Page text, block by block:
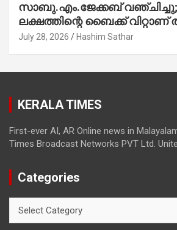
സാബു.എം.ജേക്കബ് വഞ്ചിച്ചു;
ലക്ഷത്തിന്റെ ബൈക്ക് വിറ്റാണ്
മത്സരിച്ചത്! പ്രചാരണത്തിന്
അഖില്‍ മാരാര്‍ ട്വന്റി 20 വിട്ടു
July 28, 2026 Hashim Sathar
KERALA TIMES
First-ever AI, AR Online news in
Times Broadcast Networks PVT Ltd.
Categories